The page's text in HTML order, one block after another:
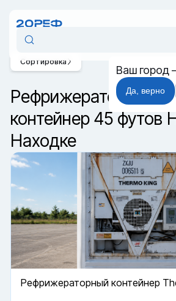
Ваш город
Да, верно
Рефрижераторный
контейнер 45 футов
Находке
Сортировка
Рефрижераторный контейнер